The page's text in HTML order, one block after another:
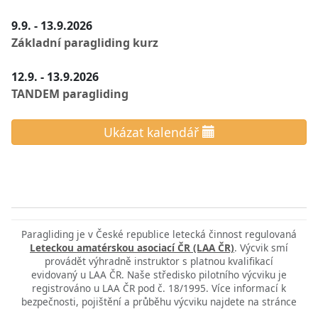
9.9. - 13.9.2026
Základní paragliding kurz
12.9. - 13.9.2026
TANDEM paragliding
Ukázat kalendář
Paragliding je v České republice letecká činnost regulovaná
Leteckou amatérskou asociací ČR (LAA ČR). Výcvik smí
provádět výhradně instruktor s platnou kvalifikací
evidovaný u LAA ČR. Naše středisko pilotního výcviku je
registrováno u LAA ČR pod č. 18/1995. Více informací k
bezpečnosti, pojištění a průběhu výcviku najdete na stránce